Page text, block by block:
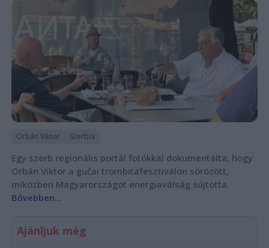
Orbán Viktor Szerbia
Egy szerb regionális portál fotókkal dokumentálta, hogy
Orbán Viktor a gučai trombitafesztiválon sörözött,
miközben Magyarországot energiaválság sújtotta.
Bővebben...
Ajánljuk még